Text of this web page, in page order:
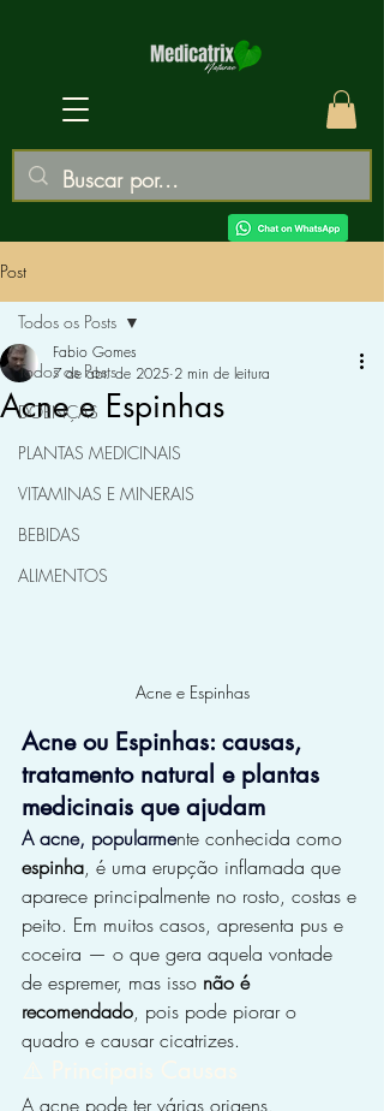
Post
Todos os Posts
DOENÇAS
PLANTAS MEDICINAIS
VITAMINAS E MINERAIS
BEBIDAS
ALIMENTOS
Todos os Posts
Acne e Espinhas
Fabio Gomes
7 de abr. de 2025 2 min de leitura
Acne e Espinhas
Acne ou Espinhas: causas,
tratamento natural e plantas
medicinais que ajudam
A acne, popularmente conhecida como
espinha, é uma erupção inflamada que
aparece principalmente no rosto, costas e
peito. Em muitos casos, apresenta pus e
coceira — o que gera aquela vontade
de espremer, mas isso não é
recomendado, pois pode piorar o
quadro e causar cicatrizes.
A acne pode ter várias origens,